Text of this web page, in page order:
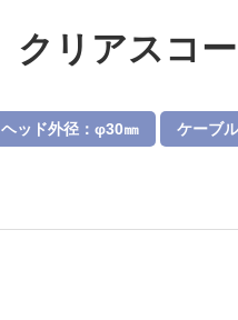
クリアスコ
ヘッド外径：φ30㎜ ケーブ